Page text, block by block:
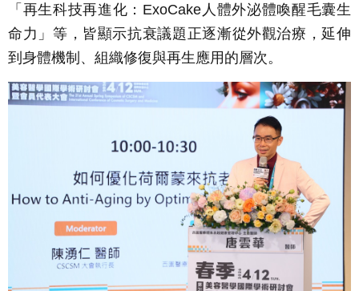
「再生科技再進化：ExoCake人體外泌體喚醒毛囊生
命力」等，皆顯示抗衰議題正逐漸從外觀治療，延伸
到身體機制、組織修復與再生應用的層次。